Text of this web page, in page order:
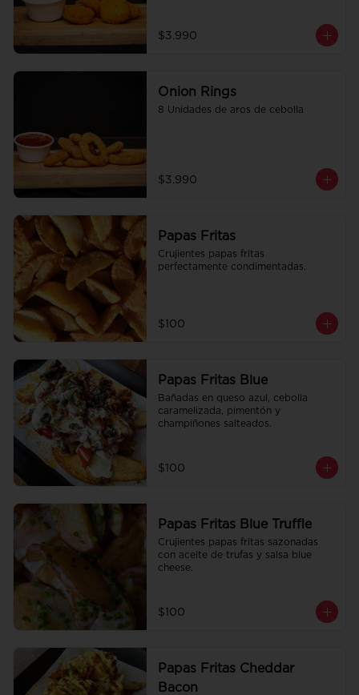
$3.990
Onion Rings
8 Unidades de aros de cebolla
$3.990
Papas Fritas
Crujientes papas fritas
perfectamente condimentadas.
$100
Papas Fritas Blue
Bañadas en queso azul, cebolla
caramelizada, pimentón y
champiñones salteados.
$100
Papas Fritas Blue Truffle
Crujientes papas fritas sazonadas
con aceite de trufas y salsa blue
cheese.
$100
Papas Fritas Cheddar
Bacon